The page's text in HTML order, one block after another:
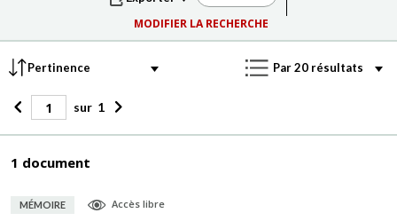
MODIFIER LA RECHERCHE
sur 1
1 document
MÉMOIRE Accès libre